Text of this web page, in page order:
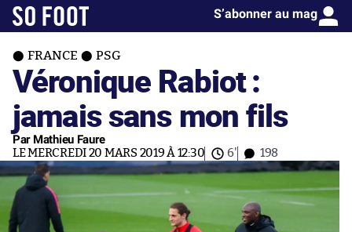
S’abonner au mag
FRANCE PSG
Véronique Rabiot :
jamais sans mon fils
Par Mathieu Faure
LE MERCREDI 20 MARS 2019 À 12:30 6' 198